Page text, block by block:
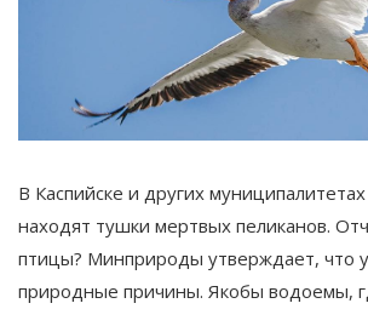
В Каспийске и других
находят тушки мертвых пеликанов.
птицы? Минприроды утверждает, что
природные причины. Якобы водоемы,